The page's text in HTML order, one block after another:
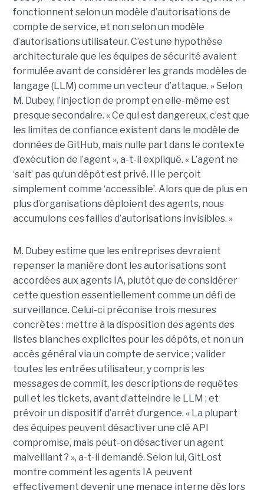
fonctionnent selon un modèle d’autorisations de
compte de service, et non selon un modèle
d’autorisations utilisateur. C’est une hypothèse
architecturale que les équipes de sécurité avaient
formulée avant de considérer les grands modèles de
langage (LLM) comme un vecteur d’attaque. » Selon
M. Dubey, l’injection de prompt en elle-même est
presque secondaire. « Ce qui est dangereux, c’est que
les limites de confiance existent dans le modèle de
données de GitHub, mais nulle part dans le contexte
d’exécution de l’agent », a-t-il expliqué. « L’agent ne
‘sait’ pas qu’un dépôt est privé. Il le perçoit
simplement comme ‘accessible’. Alors que de plus en
plus d’organisations déploient des agents, nous
accumulons ces failles d’autorisations invisibles. »
M. Dubey estime que les entreprises devraient
repenser la manière dont les autorisations sont
accordées aux agents IA, plutôt que de considérer
cette question essentiellement comme un défi de
surveillance. Celui-ci préconise trois mesures
concrètes : mettre à la disposition des agents des
listes blanches explicites pour les dépôts, et non un
accès général via un compte de service ; valider
toutes les entrées utilisateur, y compris les
messages de commit, les descriptions de requêtes
pull et les tickets, avant d’atteindre le LLM ; et
prévoir un dispositif d’arrêt d’urgence. « La plupart
des équipes peuvent désactiver une clé API
compromise, mais peut-on désactiver un agent
malveillant ? », a-t-il demandé. Selon lui, GitLost
montre comment les agents IA peuvent
effectivement devenir une menace interne dès lors